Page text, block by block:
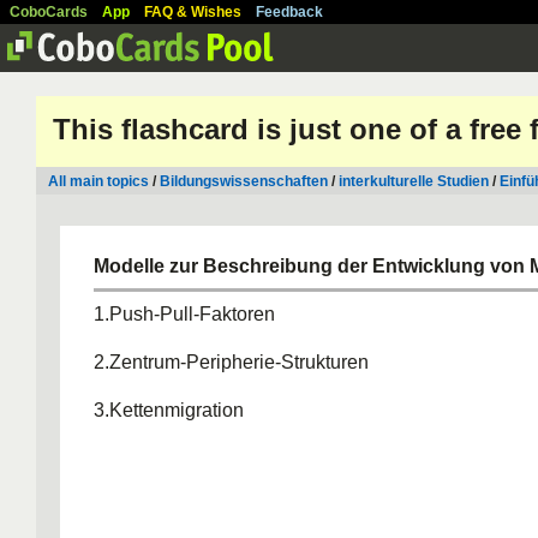
CoboCards App FAQ & Wishes Feedback
This flashcard is just one of a free
All main topics / Bildungswissenschaften /interkulturelle Studien /
Modelle zur Beschreibung der Entwicklung von
1.Push-Pull-Faktoren
2.Zentrum-Peripherie-Strukturen
3.Kettenmigration